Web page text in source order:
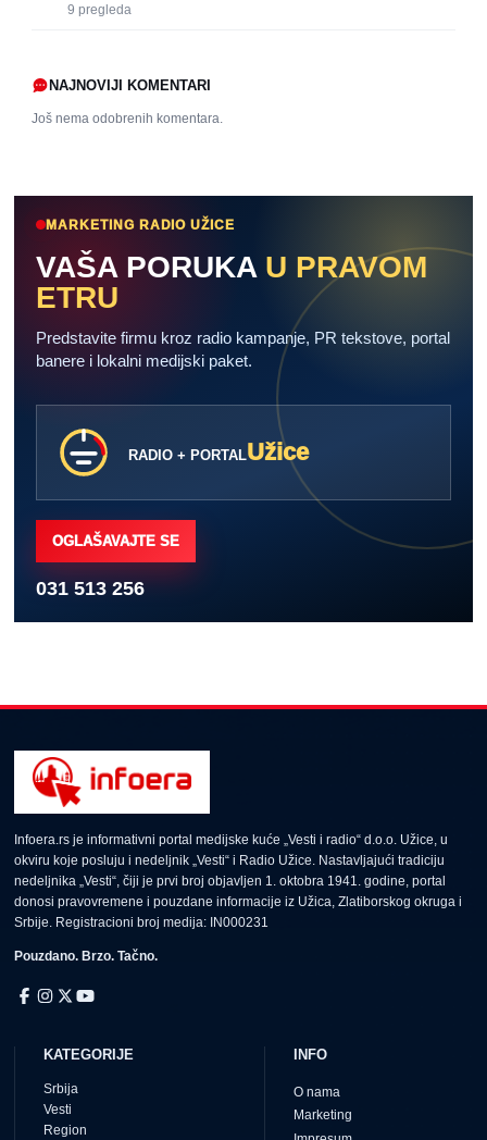
9 pregleda
NAJNOVIJI KOMENTARI
Još nema odobrenih komentara.
MARKETING RADIO UŽICE
VAŠA PORUKA U PRAVOM
ETRU
Predstavite firmu kroz radio kampanje, PR tekstove, portal
banere i lokalni medijski paket.
RADIO + PORTALUžice
OGLAŠAVAJTE SE
031 513 256
Infoera.rs je informativni portal medijske kuće „Vesti i radio“ d.o.o. Užice, u
okviru koje posluju i nedeljnik „Vesti“ i Radio Užice. Nastavljajući tradiciju
nedeljnika „Vesti“, čiji je prvi broj objavljen 1. oktobra 1941. godine, portal
donosi pravovremene i pouzdane informacije iz Užica, Zlatiborskog okruga i
Srbije. Registracioni broj medija: IN000231
Pouzdano. Brzo. Tačno.
KATEGORIJE
Srbija
Vesti
Region
INFO
O nama
Marketing